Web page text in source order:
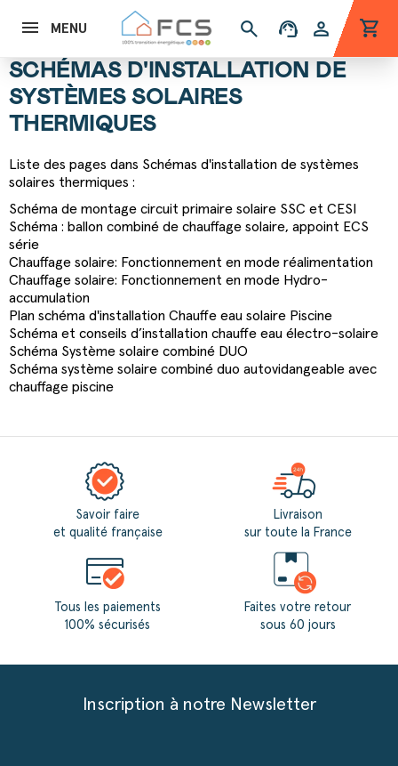
MENU search support_agent person shopping_cart
SCHÉMAS D'INSTALLATION DE
SYSTÈMES SOLAIRES
THERMIQUES
Liste des pages dans Schémas d'installation de systèmes
solaires thermiques :
Schéma de montage circuit primaire solaire SSC et CESI
Schéma : ballon combiné de chauffage solaire, appoint ECS
série
Chauffage solaire: Fonctionnement en mode réalimentation
Chauffage solaire: Fonctionnement en mode Hydro-
accumulation
Plan schéma d'installation Chauffe eau solaire Piscine
Schéma et conseils d’installation chauffe eau électro-solaire
Schéma Système solaire combiné DUO
Schéma système solaire combiné duo autovidangeable avec
chauffage piscine
Savoir faire
et qualité française
Tous les paiements
100% sécurisés
Livraison
sur toute la France
Faites votre retour
sous 60 jours
Inscription à notre Newsletter